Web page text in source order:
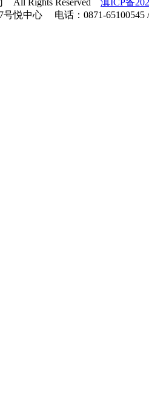
All Rights Reserved 滇ICP备
号悦中心 电话：0871-65100545